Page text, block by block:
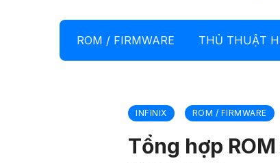
ROM / FIRMWARE THỦ THUẬT
INFINIX ROM / FIRMWARE
Tổng hợp